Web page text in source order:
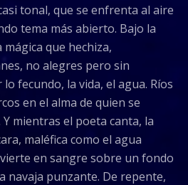
tonal, que se enfrenta al aire
tema más abierto. Bajo la
que hechiza,
no alegres pero sin
fecundo, la vida, el agua. Ríos
en el alma de quien se
mientras el poeta canta, la
maléfica como el agua
en sangre sobre un fondo
navaja punzante. De repente,